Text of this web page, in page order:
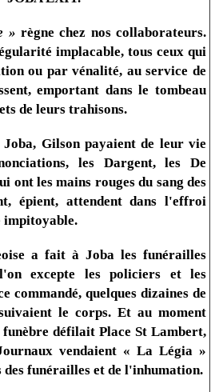
» règne chez nos collaborateurs.
implacable, tous ceux qui
ou par vénalité, au service de
emportant dans le tombeau
de leurs trahisons.
Gilson payaient de leur vie
les Dargent, les De
ont les mains rouges du sang des
épient, attendent dans l'effroi
impitoyable.
a fait à Joba les funérailles
excepte les policiers et les
commandé, quelques dizaines de
le corps. Et au moment
funèbre défilait Place St Lambert,
vendaient « La Légia »
des funérailles et de l'inhumation.